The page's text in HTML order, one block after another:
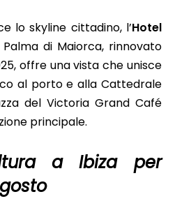
lo skyline cittadino, l’Hotel
di Maiorca, rinnovato
offre una vista che unisce
al porto e alla Cattedrale
del Victoria Grand Café
principale.
a Ibiza per